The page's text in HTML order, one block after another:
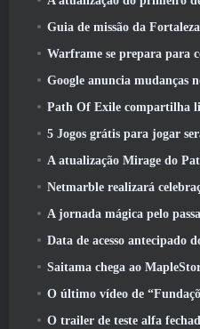
Guia de missão da Fortaleza da
Warframe se prepara para comemorar o
Google anuncia mudanças no Android,
Path Of Exile compartilha lista de correções que
5 Jogos grátis para jogar
A atualização Mirage do
Netmarble realizará celebração presencial em Los
A jornada mágica pelo passado da região
Data de acesso antecipado do Steam
Saitama chega ao MapleStory em
O último vídeo de “Fundações” do HEAT
O trailer de teste alfa fechado de Last Paradise nos